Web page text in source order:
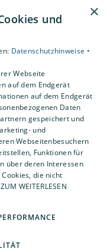
benötigen
Sie in unserer
×
und
Datenschutzhinweise •
Webseite
auf dem Endgerät
auf dem Endgerät
Daten
gespeichert und
und
Webseitenbesuchern
Funktionen für
über deren Interessen
die nicht
WEITERLESEN